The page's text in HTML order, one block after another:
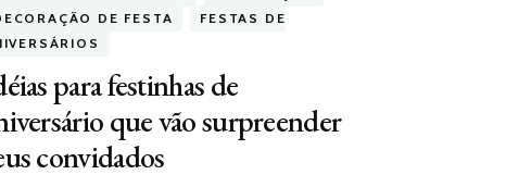
DE FESTA
FESTAS DE
para festinhas de
que vão surpreender
convidados